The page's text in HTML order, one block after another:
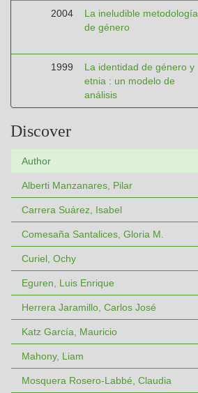
2004
La ineludible metodología
de género
1999
La identidad de género y
etnia : un modelo de
análisis
Discover
Author
Alberti Manzanares, Pilar
Carrera Suárez, Isabel
Comesaña Santalices, Gloria M.
Curiel, Ochy
Eguren, Luis Enrique
Herrera Jaramillo, Carlos José
Katz García, Mauricio
Mahony, Liam
Mosquera Rosero-Labbé, Claudia